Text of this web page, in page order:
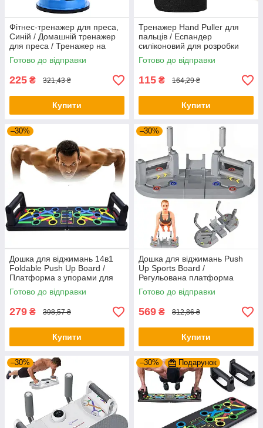
Фітнес-тренажер для преса,
Синій / Домашній тренажер
для преса / Тренажер на
присосках
Готово до відправки
225 ₴ 321,43 ₴
Купити
Тренажер Hand Puller для
пальців / Еспандер
силіконовий для розробки
пальців руки
Готово до відправки
115 ₴ 164,29 ₴
Купити
–30%
Дошка для віджимань 14в1
Foldable Push Up Board /
Платформа з упорами для
віджимань / Тренажер для
віджимання
Готово до відправки
279 ₴ 398,57 ₴
Купити
–30%
Дошка для віджимань Push
Up Sports Board /
Регульована платформа
тренажер для віджимань /
Упори від підлоги
Готово до відправки
569 ₴ 812,86 ₴
Купити
–30% –30% Подарунок